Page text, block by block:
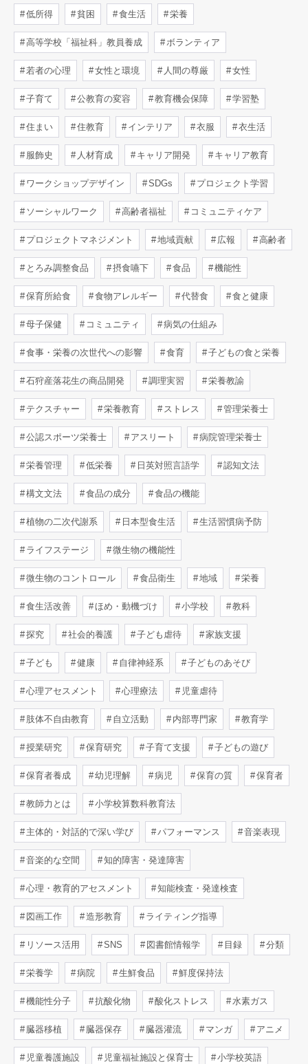
低所得 貧困 食生活 栄養
高等学校「福祉科」教員養成 ボランティア
若者の心理 女性と環境 人間の尊厳 女性
子育て 公教育の変容 教育機会保障 学習塾
住まい 住教育 インテリア 衣服 衣生活
服飾史 人材育成 キャリア開発 キャリア教育
ワークショップデザイン SDGs プロジェクト学習
ソーシャルワーク 高齢者福祉 コミュニティケア
プロジェクトマネジメント 地域貢献 広報 高齢者
とろみ調整食品 摂食嚥下 食品 機能性
保育所給食 食物アレルギー 代替食 食と健康
母子保健 コミュニティ 病気の仕組み
食事・栄養の次世代への影響 食育 子どもの食と栄養
石狩産落花生の商品開発 調理実習 栄養教諭
テクスチャー 栄養教育 ストレス 管理栄養士
公認スポーツ栄養士 アスリート 病院管理栄養士
栄養管理 低栄養 日英対照言語学 認知文法
構文文法 食品の成分 食品の機能
植物の二次代謝系 日本型食生活 生活習慣病予防
ライフステージ 微生物の機能性
微生物のコントロール 食品衛生 地域 栄養
食生活改善 ほめ・動機づけ 小学校 教科
探究 社会的養護 子ども虐待 家族支援
子ども 健康 自律神経系 子どものあそび
心理アセスメント 心理療法 児童虐待
肢体不自由教育 自立活動 内部専門家 教育学
授業研究 保育研究 子育て支援 子どもの遊び
保育者養成 幼児理解 病児 保育の質 保育者
教師力とは 小学校算数科教育法
主体的・対話的で深い学び パフォーマンス 音楽表現
音楽的な空間 知的障害・発達障害
心理・教育的アセスメント 知能検査・発達検査
図画工作 造形教育 ライティング指導
リソース活用 SNS 図書館情報学 目録 分類
栄養学 病院 生鮮食品 鮮度保持法
機能性分子 抗酸化物 酸化ストレス 水素ガス
臓器移植 臓器保存 臓器灌流 マンガ アニメ
児童養護施設 児童福祉施設と保育士 小学校英語